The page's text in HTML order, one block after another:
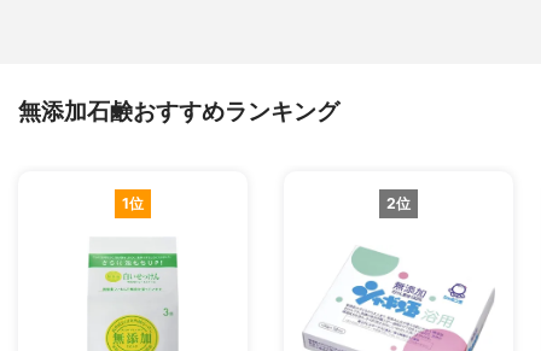
無添加石鹸おすすめランキング
1位 2位